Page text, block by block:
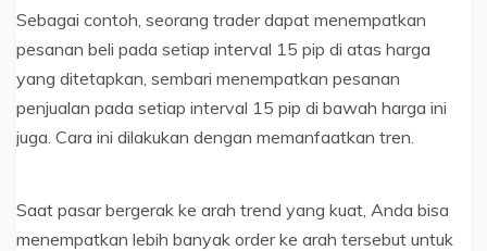
Sebagai contoh, seorang trader dapat menempatkan
pesanan beli pada setiap interval 15 pip di atas harga
yang ditetapkan, sembari menempatkan pesanan
penjualan pada setiap interval 15 pip di bawah harga ini
juga. Cara ini dilakukan dengan memanfaatkan tren.
Saat pasar bergerak ke arah trend yang kuat, Anda bisa
menempatkan lebih banyak order ke arah tersebut untuk